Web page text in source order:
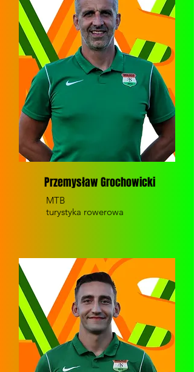
Przemysław Grochowicki
MTB
turystyka rowerowa